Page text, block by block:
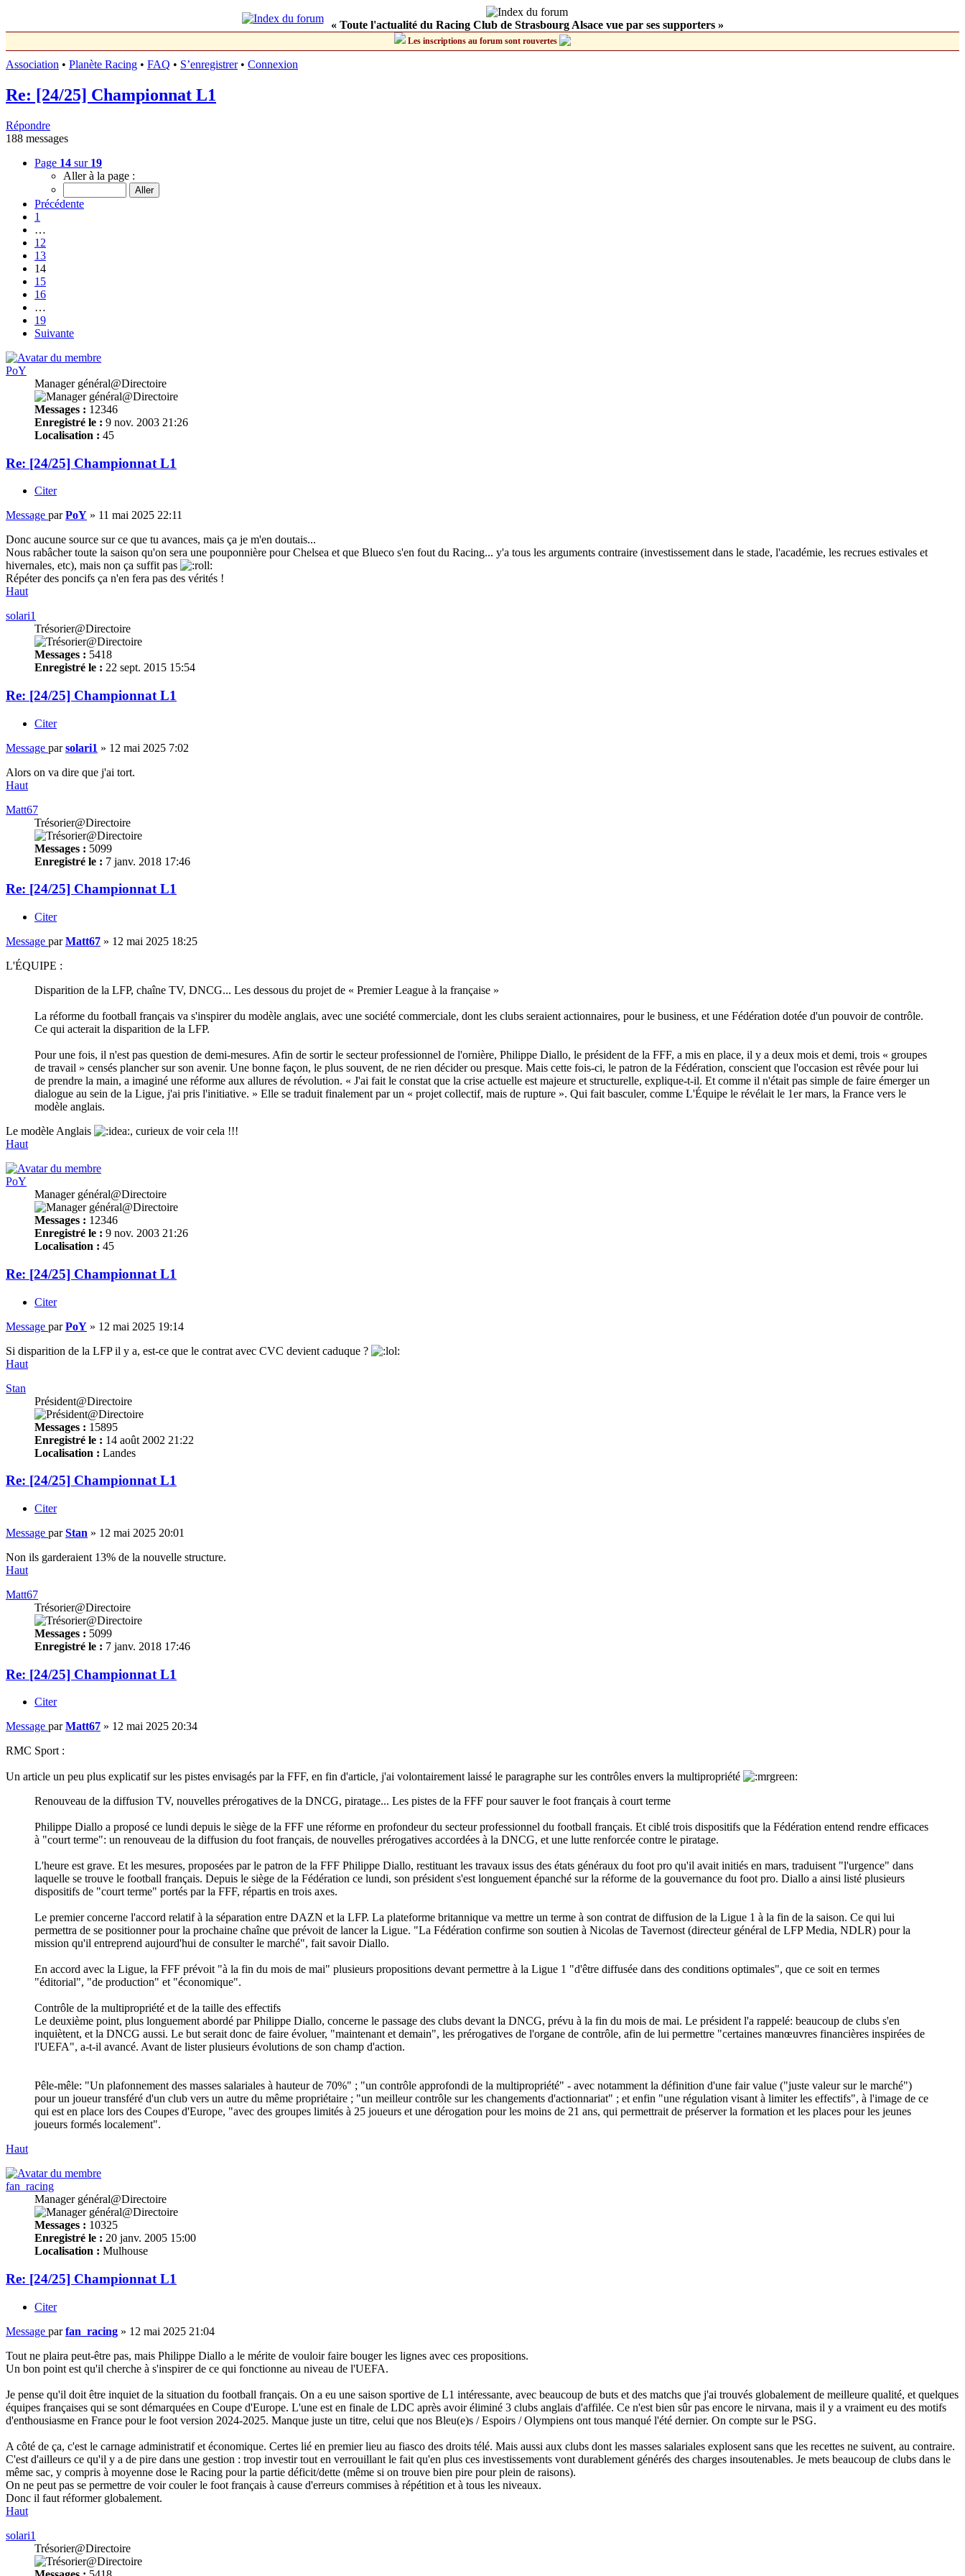
« Toute l'actualité du Racing Club de Strasbourg Alsace vue par ses supporters »
Les inscriptions au forum sont rouvertes
Association • Planète Racing • FAQ • S’enregistrer• Connexion
Re: [24/25] Championnat L1
Répondre
188 messages
Page 14 sur 19
Aller à la page :
Précédente
1
…
12
13
14
15
16
…
19
Suivante
PoY
Manager général@Directoire
Messages : 12346
Enregistré le : 9 nov. 2003 21:26
Localisation : 45
Re: [24/25] Championnat L1
Citer
Message parPoY » 11 mai 2025 22:11
Donc aucune source sur ce que tu avances, mais ça je m'en doutais...
Nous rabâcher toute la saison qu'on sera une pouponnière pour Chelsea et que Blueco s'en fout du Racing... y'a tous les arguments contraire (investissement dans le stade, l'académie, les recrues estivales et
hivernales, etc), mais non ça suffit pas
Répéter des poncifs ça n'en fera pas des vérités !
Haut
solari1
Trésorier@Directoire
Messages : 5418
Enregistré le : 22 sept. 2015 15:54
Re: [24/25] Championnat L1
Citer
Message parsolari1 » 12 mai 2025 7:02
Alors on va dire que j'ai tort.
Haut
Matt67
Trésorier@Directoire
Messages : 5099
Enregistré le : 7 janv. 2018 17:46
Re: [24/25] Championnat L1
Citer
Message parMatt67 » 12 mai 2025 18:25
L'ÉQUIPE :
Disparition de la LFP, chaîne TV, DNCG... Les dessous du projet de « Premier League à la française »
La réforme du football français va s'inspirer du modèle anglais, avec une société commerciale, dont les clubs seraient actionnaires, pour le business, et une Fédération dotée d'un pouvoir de contrôle.
Ce qui acterait la disparition de la LFP.
Pour une fois, il n'est pas question de demi-mesures. Afin de sortir le secteur professionnel de l'ornière, Philippe Diallo, le président de la FFF, a mis en place, il y a deux mois et demi, trois « groupes
de travail » censés plancher sur son avenir. Une bonne façon, le plus souvent, de ne rien décider ou presque. Mais cette fois-ci, le patron de la Fédération, conscient que l'occasion est rêvée pour lui
de prendre la main, a imaginé une réforme aux allures de révolution. « J'ai fait le constat que la crise actuelle est majeure et structurelle, explique-t-il. Et comme il n'était pas simple de faire émerger un
dialogue au sein de la Ligue, j'ai pris l'initiative. » Elle se traduit finalement par un « projet collectif, mais de rupture ». Qui fait basculer, comme L'Équipe le révélait le 1er mars, la France vers le
modèle anglais.
Le modèle Anglais
, curieux de voir cela !!!
Haut
PoY
Manager général@Directoire
Messages : 12346
Enregistré le : 9 nov. 2003 21:26
Localisation : 45
Re: [24/25] Championnat L1
Citer
Message parPoY » 12 mai 2025 19:14
Si disparition de la LFP il y a, est-ce que le contrat avec CVC devient caduque ?
Haut
Stan
Président@Directoire
Messages : 15895
Enregistré le : 14 août 2002 21:22
Localisation : Landes
Re: [24/25] Championnat L1
Citer
Message parStan » 12 mai 2025 20:01
Non ils garderaient 13% de la nouvelle structure.
Haut
Matt67
Trésorier@Directoire
Messages : 5099
Enregistré le : 7 janv. 2018 17:46
Re: [24/25] Championnat L1
Citer
Message parMatt67 » 12 mai 2025 20:34
RMC Sport :
Un article un peu plus explicatif sur les pistes envisagés par la FFF, en fin d'article, j'ai volontairement laissé le paragraphe sur les contrôles envers la multipropriété
Renouveau de la diffusion TV, nouvelles prérogatives de la DNCG, piratage... Les pistes de la FFF pour sauver le foot français à court terme
Philippe Diallo a proposé ce lundi depuis le siège de la FFF une réforme en profondeur du secteur professionnel du football français. Et ciblé trois dispositifs que la Fédération entend rendre efficaces
à "court terme": un renouveau de la diffusion du foot français, de nouvelles prérogatives accordées à la DNCG, et une lutte renforcée contre le piratage.
L'heure est grave. Et les mesures, proposées par le patron de la FFF Philippe Diallo, restituant les travaux issus des états généraux du foot pro qu'il avait initiés en mars, traduisent "l'urgence" dans
laquelle se trouve le football français. Depuis le siège de la Fédération ce lundi, son président s'est longuement épanché sur la réforme de la gouvernance du foot pro. Diallo a ainsi listé plusieurs
dispositifs de "court terme" portés par la FFF, répartis en trois axes.
Le premier concerne l'accord relatif à la séparation entre DAZN et la LFP. La plateforme britannique va mettre un terme à son contrat de diffusion de la Ligue 1 à la fin de la saison. Ce qui lui
permettra de se positionner pour la prochaine chaîne que prévoit de lancer la Ligue. "La Fédération confirme son soutien à Nicolas de Tavernost (directeur général de LFP Media, NDLR) pour la
mission qu'il entreprend aujourd'hui de consulter le marché", fait savoir Diallo.
En accord avec la Ligue, la FFF prévoit "à la fin du mois de mai" plusieurs propositions devant permettre à la Ligue 1 "d'être diffusée dans des conditions optimales", que ce soit en termes
"éditorial", "de production" et "économique".
Contrôle de la multipropriété et de la taille des effectifs
Le deuxième point, plus longuement abordé par Philippe Diallo, concerne le passage des clubs devant la DNCG, prévu à la fin du mois de mai. Le président l'a rappelé: beaucoup de clubs s'en
inquiètent, et la DNCG aussi. Le but serait donc de faire évoluer, "maintenant et demain", les prérogatives de l'organe de contrôle, afin de lui permettre "certaines manœuvres financières inspirées de
l'UEFA", a-t-il avancé. Avant de lister plusieurs évolutions de son champ d'action.
Pêle-mêle: "Un plafonnement des masses salariales à hauteur de 70%" ; "un contrôle approfondi de la multipropriété" - avec notamment la définition d'une fair value ("juste valeur sur le marché")
pour un joueur transféré d'un club vers un autre du même propriétaire ; "un meilleur contrôle sur les changements d'actionnariat" ; et enfin "une régulation visant à limiter les effectifs", à l'image de ce
qui est en place lors des Coupes d'Europe, "avec des groupes limités à 25 joueurs et une dérogation pour les moins de 21 ans, qui permettrait de préserver la formation et les places pour les jeunes
joueurs formés localement".
Haut
fan_racing
Manager général@Directoire
Messages : 10325
Enregistré le : 20 janv. 2005 15:00
Localisation : Mulhouse
Re: [24/25] Championnat L1
Citer
Message parfan_racing » 12 mai 2025 21:04
Tout ne plaira peut-être pas, mais Philippe Diallo a le mérite de vouloir faire bouger les lignes avec ces propositions.
Un bon point est qu'il cherche à s'inspirer de ce qui fonctionne au niveau de l'UEFA.
Je pense qu'il doit être inquiet de la situation du football français. On a eu une saison sportive de L1 intéressante, avec beaucoup de buts et des matchs que j'ai trouvés globalement de meilleure qualité, et quelques
équipes françaises qui se sont démarquées en Coupe d'Europe. L'une est en finale de LDC après avoir éliminé 3 clubs anglais d'affilée. Ce n'est bien sûr pas encore le nirvana, mais il y a vraiment eu des motifs
d'enthousiasme en France pour le foot version 2024-2025. Manque juste un titre, celui que nos Bleu(e)s / Espoirs / Olympiens ont tous manqué l'été dernier. On compte sur le PSG.
A côté de ça, c'est le carnage administratif et économique. Certes lié en premier lieu au fiasco des droits télé. Mais aussi aux clubs dont les masses salariales explosent sans que les recettes ne suivent, au contraire.
C'est d'ailleurs ce qu'il y a de pire dans une gestion : trop investir tout en verrouillant le fait qu'en plus ces investissements vont durablement générés des charges insoutenables. Je mets beaucoup de clubs dans le
même sac, y compris à moyenne dose le Racing pour la partie déficit/dette (même si on trouve bien pire pour plein de raisons).
On ne peut pas se permettre de voir couler le foot français à cause d'erreurs commises à répétition et à tous les niveaux.
Donc il faut réformer globalement.
Haut
solari1
Trésorier@Directoire